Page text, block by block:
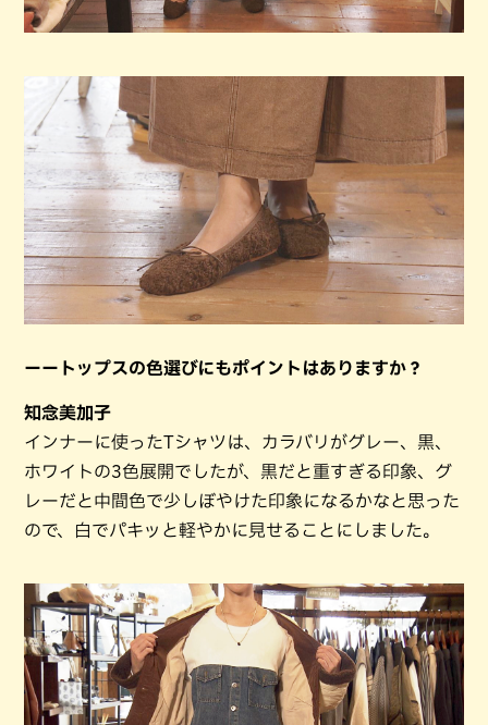
ーートップスの色選びにもポイントはありますか？
知念美加子
インナーに使ったTシャツは、カラバリがグレー、黒、
ホワイトの3色展開でしたが、黒だと重すぎる印象、グ
レーだと中間色で少しぼやけた印象になるかなと思った
ので、白でパキッと軽やかに見せることにしました。